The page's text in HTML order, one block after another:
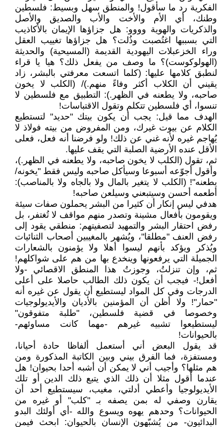
الفكرية رد ما سأقول! والمنطق سهل وبسيط: فلسطين
وطنك، أي الأم والأخت والأب والصديق والأصل
والذكريات والهوية وووو: هل جزاؤها الإيمان بالأكاذيب
التي بسببها اغتُصبت وذُلت؟ هل جزاؤها تغييب العقل
وراء الخزعبلات اليهودية القديمة (المسيحية) والحديثة
(الهولوكوست)؟ ما وصف من يفعل ذلك؟ هيا يا قراء
لنطبق كلامها عليها: (كلما اتسعت معرفتي بالبشر، زاد
يقيني أن الكلاب أكثر وفاءً منهم.)/ (الكلب لا يخون
صاحبه، ولا يطعنه في الظهر.): التطبيق مع فلسطين لا
تنسوا، أي فلسطين تتكلم وتقول الاقتباسات!
الهدف مما قيل: يجب أن يكون بيتك "حديد" لتستطيع
الكلام عن بيوت غيرك، ومن المفروض من بيته فولاذ لا
يُهاجم غيره لأنه غني عن ذلك! ولو فرضنا أنه فعل، فعلى
الأقل عنده الأرضية الصلبة التي يقف عليها.
ثم، تقول (الكلب لا يخون صاحبه، ولا يطعنه في الظهر.)،
وأقول أجوّعه أسبوعا وسيأكل صاحبه وليس فقط "يخونه/
يطعنه"! (الكلب لا يتغير بالمال ولا بالجاه ولا بالمناصب):
أطعمه أحسن وسيتبعني وسيلعن صاحبه!
هدفي ليس إنكار أن كثيرا من البشر يحملون صفات سيئة
ويقومون بأفعال مشينة وتصدر منهم مواقف لا تُغتفر، بل
رفض احتقار البشر والتمهيد لتصفيتهم: منطقي يقود إلى
رفض العنف "مطلقا"، ويُشهر بالمغيبين أصحاب الثنائيات
ويُذكر ويؤكد بأنهم ليسوا أهلا ولا يؤمنون بالشعارات
الجميلة التي يرفعونها وينخدع بها من هم على شواكلهم!
ثم، وإن تنزلتُ، وجوزتُ هذا المنطق الاقصائي -ولا
أفعل!- فيجب أن يكون ذلك الطالب حاصلا على أعلى
الدرجات وفي كل المواد ليستطيع أن يقول عن غيره أنه
"حمار"! ولا أظن أن المؤمنين بالأديان والأيديولوجيات
وخصوصا في قضية فلسطين، "طلبة متفوقون"
ليستطيعوا تشبيه غيرهم -مهما كانت مساوئهم-
بالحيوانات!
قد يقول البعض أني أستعمل ألفاظا حادة أحيانا،
ومستفزة، فما الفرق بيني وبين الكاتبة المذكورة ومن
هم مثلها؟ وأجيب أني لا يمكن أن أشبه أحدا بحيوان! هل
عندما أقول مثلا أن ذلك الذي يتبع ذلك الدين أو تلك
الأيديولوجيا وأعطي أدلتي، مغيب، سيستطيع أحد أن
يقارن وصفي له بمن يصفه بـ "كلب" أو غيره من
الحيوانات؟ وحدهم يهوه ويسوع والله -أي أولئك البدو
البدائيون- من يُشبّهون الإنسان بالحيوان: ابحث فيمن